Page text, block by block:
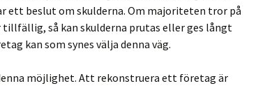
ett beslut om skulderna. Om majoriteten tror på
så kan skulderna prutas eller ges långt
kan som synes välja denna väg.
möjlighet. Att rekonstruera ett företag är